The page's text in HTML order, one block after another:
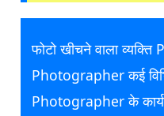
फोटो खीचने वाला
Photographer कई
Photographer के कार्य